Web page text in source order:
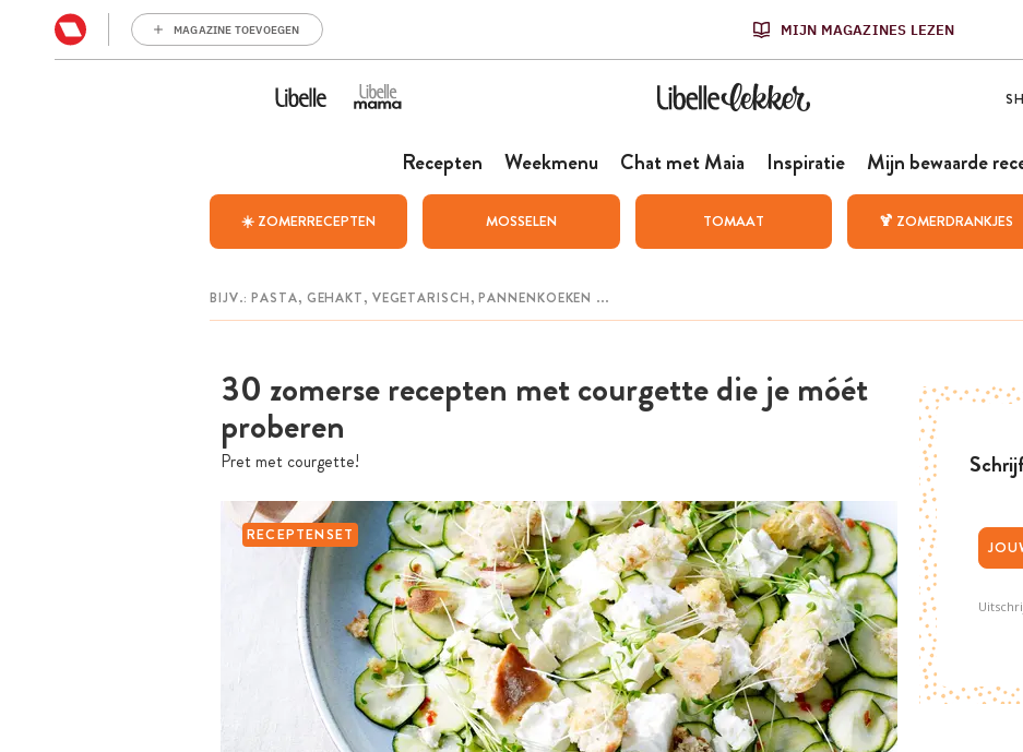
MAGAZINE TOEVOEGEN MIJN MAGAZINES LEZEN
Recepten Weekmenu Chat met Maia Inspiratie Mijn bewaarde
☀️ ZOMERRECEPTEN MOSSELEN TOMAAT 🍹 ZOMERDRANKJES
30 zomerse recepten met courgette die je móét
proberen
Pret met courgette!
RECEPTENSET